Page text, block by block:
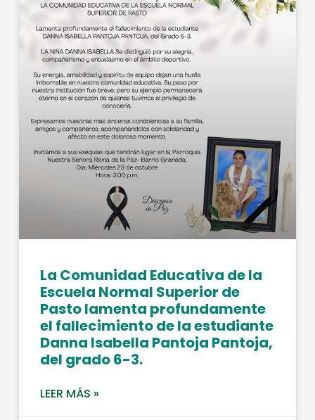
La Comunidad Educativa de la
Escuela Normal Superior de
Pasto lamenta profundamente
el fallecimiento de la estudiante
Danna Isabella Pantoja Pantoja,
del grado 6-3.
LEER MÁS »